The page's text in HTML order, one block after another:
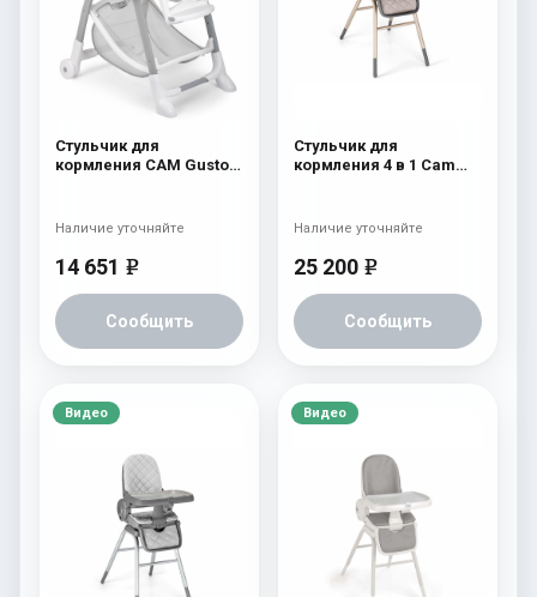
Стульчик для
кормления CAM Gusto
14 651 e
Сообщить
Наличие уточняйте
Стульчик для
кормления 4 в 1 Cam
25 200 e
Сообщить
Наличие уточняйте
Видео Видео